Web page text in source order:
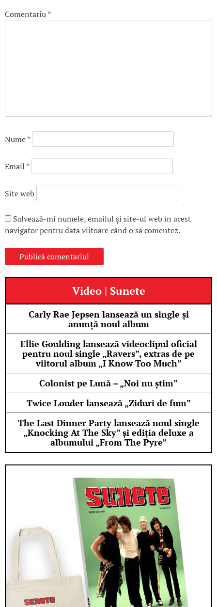
Comentariu*
Nume*
Email *
Site web
Salvează-mi numele, emailul și site-ul web în acest
navigator pentru data viitoare când o să comentez.
Video | Sunete
Carly Rae Jepsen lansează un single și
anunță noul album
Ellie Goulding lansează videoclipul oficial
pentru noul single „Ravers”, extras de pe
viitorul album „I Know Too Much”
Colonist pe Lună – „Noi nu știm”
Twice Louder lansează „Ziduri de fum”
The Last Dinner Party lansează noul single
„Knocking At The Sky” și ediția deluxe a
albumului „From The Pyre”